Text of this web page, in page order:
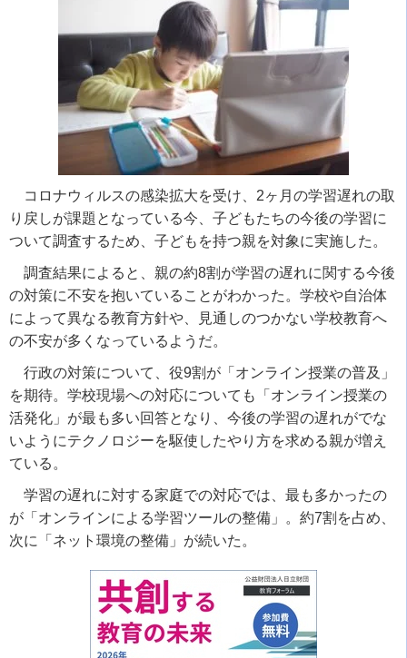
コロナウィルスの感染拡大を受け、2ヶ月の学習遅れの取
り戻しが課題となっている今、子どもたちの今後の学習に
ついて調査するため、子どもを持つ親を対象に実施した。
調査結果によると、親の約8割が学習の遅れに関する今後
の対策に不安を抱いていることがわかった。学校や自治体
によって異なる教育方針や、見通しのつかない学校教育へ
の不安が多くなっているようだ。
行政の対策について、役9割が「オンライン授業の普及」
を期待。学校現場への対応についても「オンライン授業の
活発化」が最も多い回答となり、今後の学習の遅れがでな
いようにテクノロジーを駆使したやり方を求める親が増え
ている。
学習の遅れに対する家庭での対応では、最も多かったの
が「オンラインによる学習ツールの整備」。約7割を占め、
次に「ネット環境の整備」が続いた。